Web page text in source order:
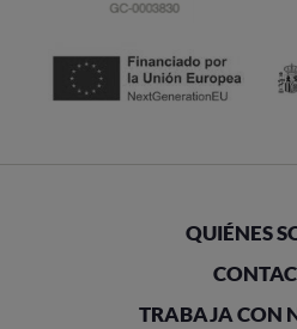
QUIÉNES
TRABAJA CON